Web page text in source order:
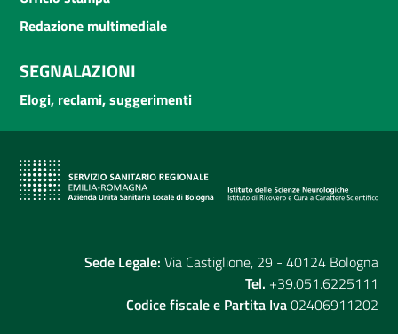
Redazione multimediale
SEGNALAZIONI
Elogi, reclami, suggerimenti
Sede Legale: Via Castiglione, 29 - 40124 Bologna
Tel. +39.051.6225111
Codice fiscale e Partita Iva02406911202